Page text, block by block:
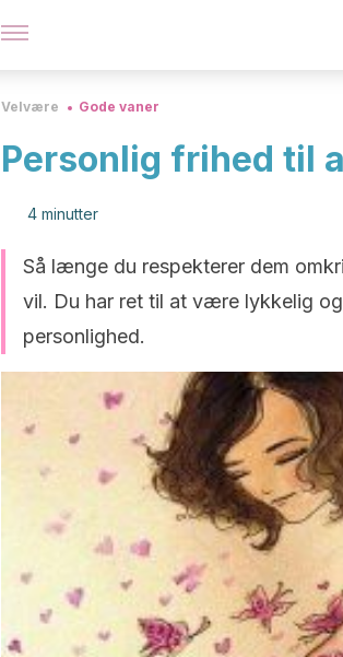
Velvære Gode vaner
Personlig frihed til
4 minutter
Så længe du respekterer dem
vil. Du har ret til at være lykkelig
personlighed.